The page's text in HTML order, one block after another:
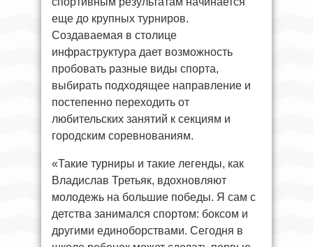
еще до крупных турниров.
Создаваемая в столице
инфраструктура дает возможность
пробовать разные виды спорта,
выбирать подходящее направление и
постепенно переходить от
любительских занятий к секциям и
городским соревнованиям.
«Такие турниры и такие легенды, как
Владислав Третьяк, вдохновляют
молодежь на большие победы. Я сам с
детства занимался спортом: боксом и
другими единоборствами. Сегодня в